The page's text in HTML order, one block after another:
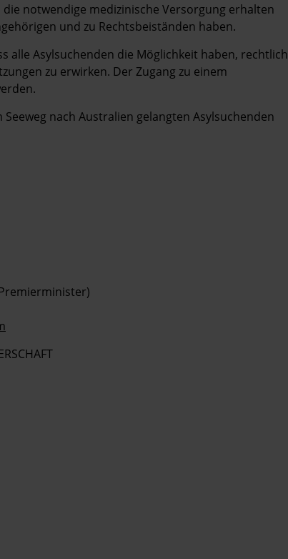
notwendige medizinische Versorgung erhalten
und zu Rechtsbeiständen haben.
alle Asylsuchenden die Möglichkeit haben, rechtlich
zu erwirken. Der Zugang zu einem
nach Australien gelangten Asylsuchenden